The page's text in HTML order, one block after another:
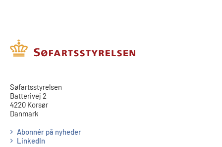
​​Søfartsstyrelsen
Batterivej 2
4220 Korsør
Danmark
Abonnér på nyheder
LinkedIn